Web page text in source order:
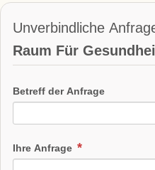
Unverbindliche
Raum Für
Betreff der Anfrage
Ihre Anfrage